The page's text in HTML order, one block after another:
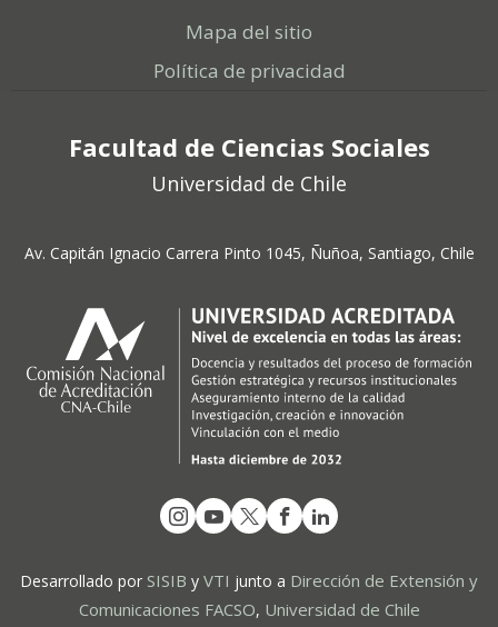
Mapa del sitio
Política de privacidad
Facultad de Ciencias Sociales
Universidad de Chile
Av. Capitán Ignacio Carrera Pinto 1045, Ñuñoa, Santiago, Chile
Desarrollado por SISIB y VTI junto a Dirección de Extensión y
Comunicaciones FACSO, Universidad de Chile